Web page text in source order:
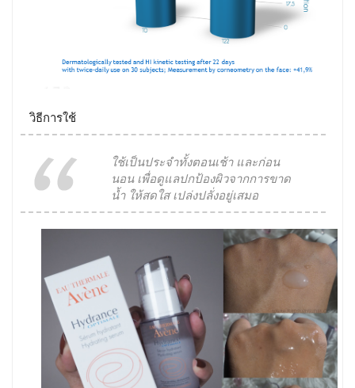
วิธีการใช้
ใช้เป็นประจำทั้งตอนเช้า และก่อน
นอน เพื่อดูแลปกป้องผิวจากการขาด
น้ำ ให้สดใส เปล่งปลั่งอยู่เสมอ